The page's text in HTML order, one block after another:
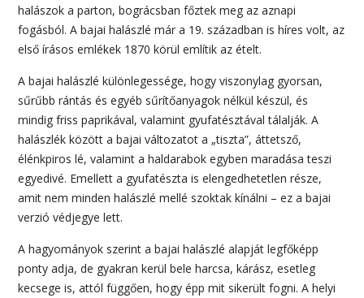
halászok a parton, bográcsban főztek meg az aznapi
fogásból. A bajai halászlé már a 19. században is híres volt, az
első írásos emlékek 1870 körül említik az ételt.
A bajai halászlé különlegessége, hogy viszonylag gyorsan,
sűrűbb rántás és egyéb sűrítőanyagok nélkül készül, és
mindig friss paprikával, valamint gyufatésztával tálalják. A
halászlék között a bajai változatot a „tiszta”, áttetsző,
élénkpiros lé, valamint a haldarabok egyben maradása teszi
egyedivé. Emellett a gyufatészta is elengedhetetlen része,
amit nem minden halászlé mellé szoktak kínálni – ez a bajai
verzió védjegye lett.
A hagyományok szerint a bajai halászlé alapját legfőképp
ponty adja, de gyakran kerül bele harcsa, kárász, esetleg
kecsege is, attól függően, hogy épp mit sikerült fogni. A helyi